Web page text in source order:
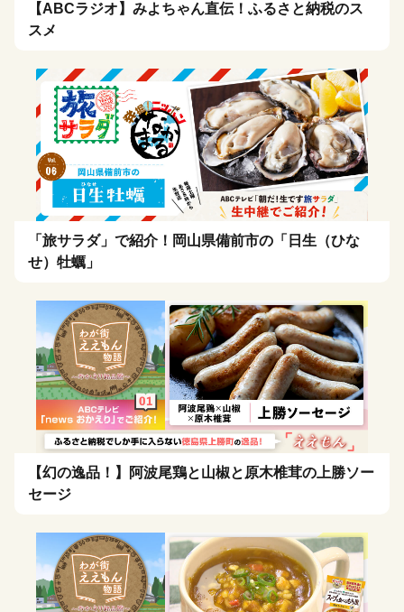
【ABCラジオ】みよちゃん直伝！ふるさと納税のス
スメ
「旅サラダ」で紹介！岡山県備前市の「日生（ひな
せ）牡蠣」
【幻の逸品！】阿波尾鶏と山椒と原木椎茸の上勝ソー
セージ